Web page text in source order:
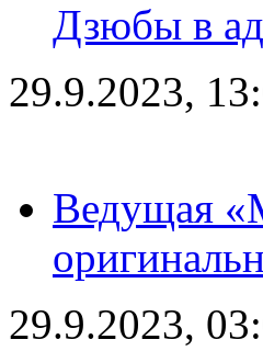
Дзюбы в
29.9.2023,
Ведущая
29.9.2023,